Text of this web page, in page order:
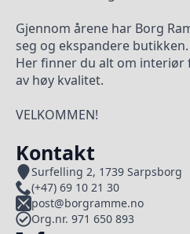
Gjennom årene har Borg
seg og ekspandere butikken.
Her finner du alt om
av høy kvalitet.
VELKOMMEN!
Kontakt
Surfelling 2, 1739 Sarpsborg
(+47) 69 10 21 30
post@borgramme.no
Org.nr. 971 650 893